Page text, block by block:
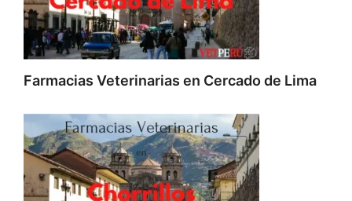
Farmacias Veterinarias en Cercado de Lima